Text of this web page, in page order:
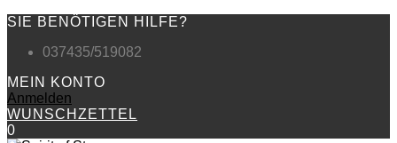
SIE BENÖTIGEN HILFE?
037435/519082
MEIN KONTO
Anmelden
WUNSCHZETTEL
0